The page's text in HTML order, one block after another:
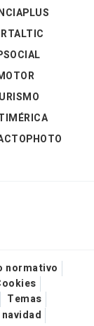
normativo
Temas